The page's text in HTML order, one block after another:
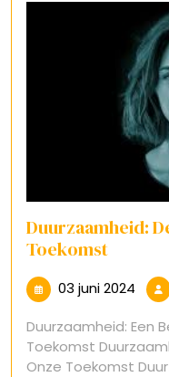
Duurzaamheid:
Toekomst
03 juni 2024 03
juni
2024
Duurzaamheid: Een
Toekomst
Onze Toekomst